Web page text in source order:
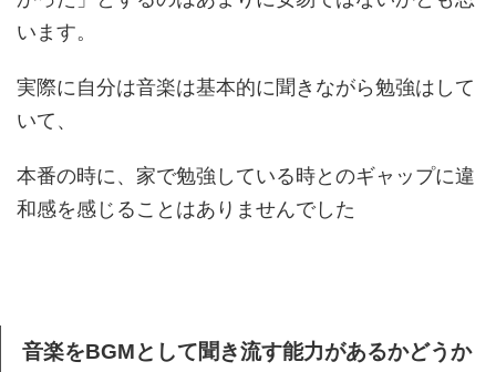
います。
実際に自分は音楽は基本的に聞きながら勉強はして
いて、
本番の時に、家で勉強している時とのギャップに違
和感を感じることはありませんでした
音楽をBGMとして聞き流す能力があるかどうか